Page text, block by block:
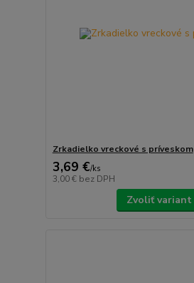
Zrkadielko vreckové s príveskom
3,69 €/ks
3,00 € bez DPH
Zvoliť variant